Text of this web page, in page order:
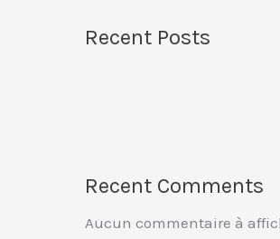
Recent Posts
Recent Comments
Aucun commentaire à